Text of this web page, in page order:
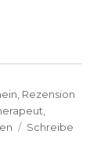
Rezension
Schreibe